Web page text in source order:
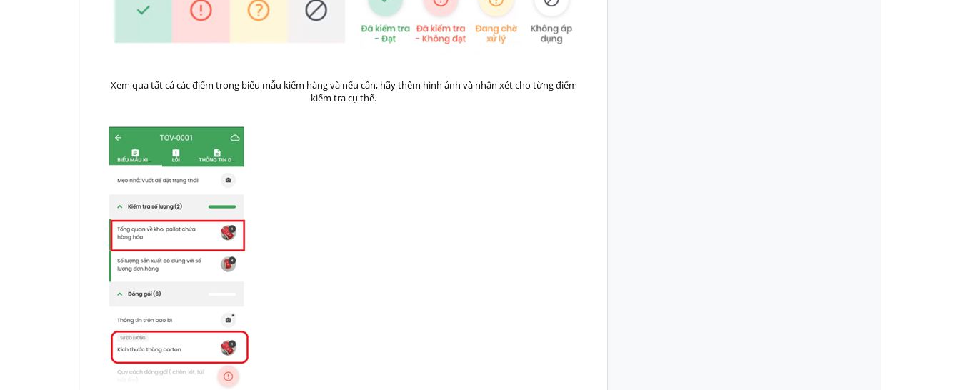
Xem qua tất cả các điểm trong biểu mẫu kiểm hàng và nếu cần, hãy thêm hình ảnh và nhận xét cho từng điểm
kiểm tra cụ thể.